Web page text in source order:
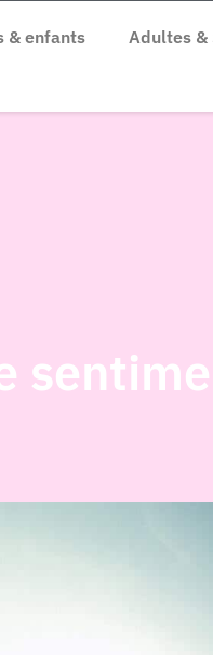
& enfants Adultes &